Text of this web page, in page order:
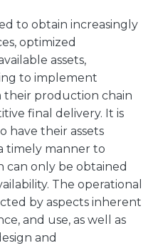
to obtain increasingly
optimized
assets,
to implement
their production chain
final delivery. It is
have their assets
timely manner to
can only be obtained
The operational
by aspects inherent
and use, as well as
and